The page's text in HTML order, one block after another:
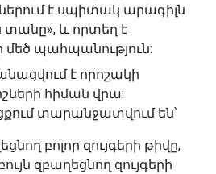
է սպիտակ արագիլն
տանը», և որտեղ է
մեծ պահպանություն:
է որոշակի
հիման վրա:
տարանջատվում են՝
բոլոր զույգերի թիվը,
զբաղեցնող զույգերի